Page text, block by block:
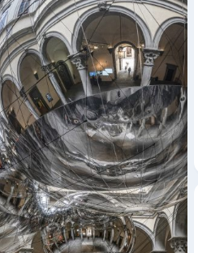
per entrare in contatto con